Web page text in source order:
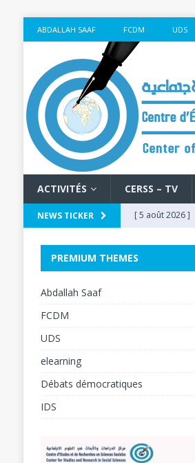
ABDALLAH SAAF FCDM UDS
ACTIVITÉS CERSS – TV
NEWS TICKER [ 5 août 2026 ]
[ 5 août 2026 ]
[ 5 août 2026 ]
PREMIUM THEMES
Abdallah Saaf
FCDM
UDS
elearning
Débats démocratiques
IDS